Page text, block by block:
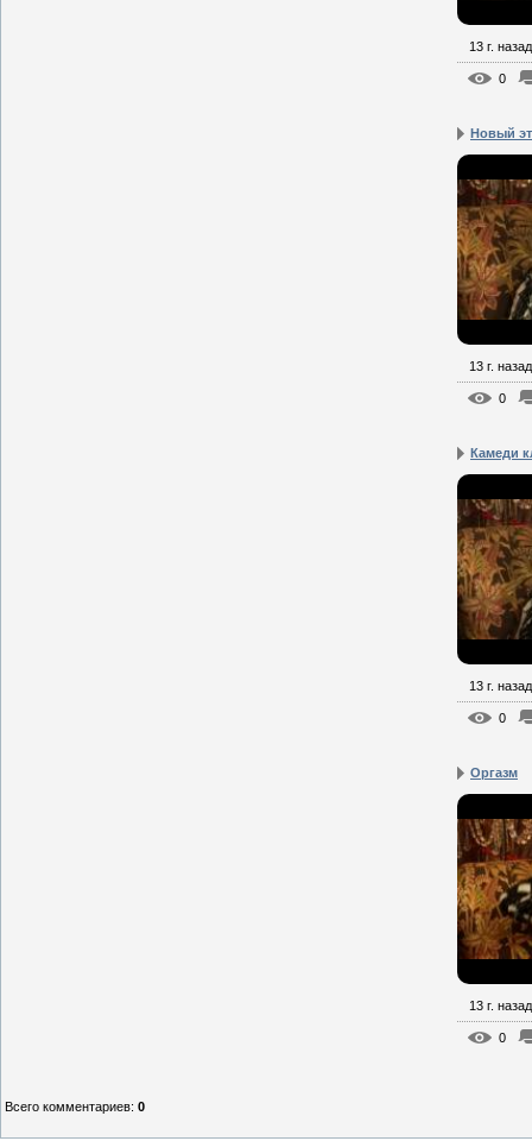
13 г. назад
0
Новый
13 г. назад
0
Камеди
13 г. назад
0
Оргазм
13 г. назад
0
Всего комментариев: 0